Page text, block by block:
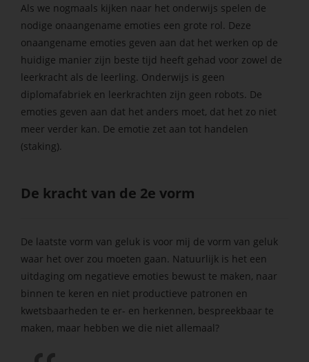
Als we nogmaals kijken naar het onderwijs spelen de
nodige onaangename emoties een grote rol. Deze
onaangename emoties geven aan dat het werken op de
huidige manier zijn beste tijd heeft gehad voor zowel de
leerkracht als de leerling. Onderwijs is geen
diplomafabriek en leerkrachten zijn geen robots. De
emoties geven aan dat het anders moet, dat het zo niet
meer verder kan. De emotie zet aan tot handelen
(staking).
De kracht van de 2e vorm
De laatste vorm van geluk is voor mij de vorm van geluk
waar het over zou moeten gaan. Natuurlijk is het een
uitdaging om negatieve emoties bewust te maken, naar
binnen te keren en niet productieve patronen en
kwetsbaarheden te er- en herkennen, bespreekbaar te
maken, maar hebben we die niet allemaal?